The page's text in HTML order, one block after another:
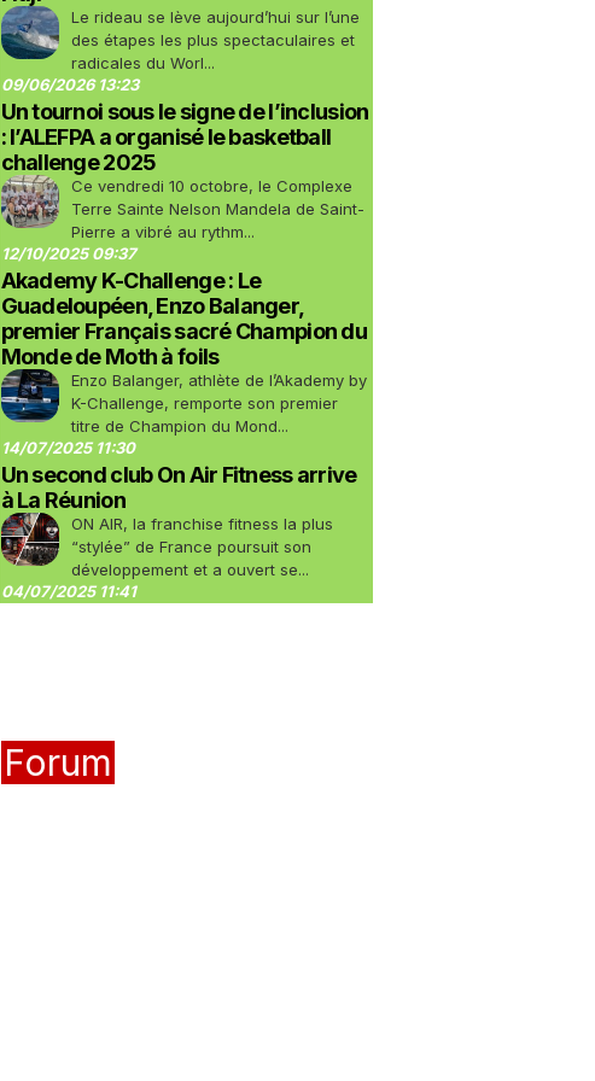
Le rideau se lève aujourd’hui sur l’une
des étapes les plus spectaculaires et
radicales du Worl...
09/06/2026 13:23
Un tournoi sous le signe de l’inclusion
: l’ALEFPA a organisé le basketball
challenge 2025
Ce vendredi 10 octobre, le Complexe
Terre Sainte Nelson Mandela de Saint-
Pierre a vibré au rythm...
12/10/2025 09:37
Akademy K-Challenge : Le
Guadeloupéen, Enzo Balanger,
premier Français sacré Champion du
Monde de Moth à foils
Enzo Balanger, athlète de l’Akademy by
K-Challenge, remporte son premier
titre de Champion du Mond...
14/07/2025 11:30
Un second club On Air Fitness arrive
à La Réunion
ON AIR, la franchise fitness la plus
“stylée” de France poursuit son
développement et a ouvert se...
04/07/2025 11:41
Forum